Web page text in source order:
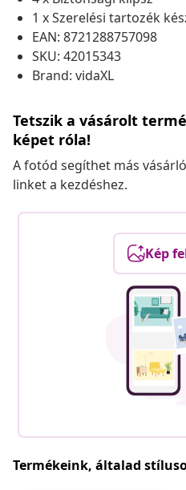
1 x Szerelési tartozék
EAN: 8721288757098
SKU: 42015343
Brand: vidaXL
Tetszik a vásárolt
képet róla!
A fotód segíthet más
linket a kezdéshez.
Kép
Termékeink, általad